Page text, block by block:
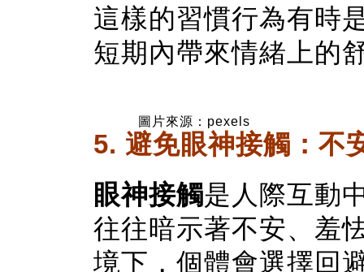
這樣的習慣行為有時
短期內帶來情緒上的
圖片來源：pexels
5. 避免眼神接觸：不
眼神接觸是人際互動
往往暗示著不安、羞
境下，個體會選擇回